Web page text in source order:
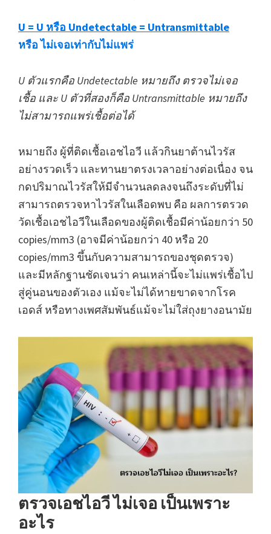
U = U หรือ Undetectable = Untransmittable
หรือ ไม่เจอเท่ากับไม่แพร่
U ตัวแรกคือ Undetectable หมายถึง ตรวจไม่เจอ
เชื้อ และ U ตัวที่สองก็คือ Untransmittable หมายถึง
ไม่สามารถแพร่เชื้อต่อได้
หมายถึง ผู้ที่ติดเชื้อเอชไอวี แล้วกินยาต้านไวรัส
อย่างรวดเร็ว และทานยาตรงเวลาอย่างต่อเนื่อง จน
กดปริมาณไวรัสให้มีจำนวนลดลงจนถึงระดับที่ไม่
สามารถตรวจหาไวรัสในเลือดพบ คือ ผลการตรวด
วัดเชื้อเอชไอวีในเลือดของผู้ติดเชื้อมีค่าน้อยกว่า 50
copies/mm3 (อาจมีค่าน้อยกว่า 40 หรือ 20
copies/mm3 ขึ้นกับความสามารถของชุดตรวจ)
และมีหลักฐานชัดเจนว่า คนเหล่านี้จะไม่แพร่เชื้อไป
สู่คู่นอนของตัวเอง แม้จะไม่ได้หายขาดจากโรค
เอดส์ หรือทางเพศสัมพันธ์แม้จะไม่ใส่ถุงยางอนามัย
ตรวจเอชไอวี ไม่เจอ เป็นเพราะ
อะไร